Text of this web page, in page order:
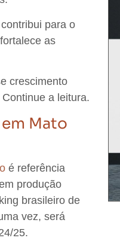
para o
as
crescimento
a leitura.
Mato
é referência
produção
brasileiro de
vez, será
25.